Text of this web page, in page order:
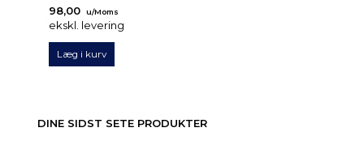
98,00
u/Moms
ekskl. levering
Læg i kurv
DINE SIDST SETE PRODUKTER